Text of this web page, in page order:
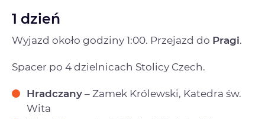
1 dzień
Wyjazd około godziny 1:00. Przejazd do Pragi.
Spacer po 4 dzielnicach Stolicy Czech.
Hradczany – Zamek Królewski, Katedra św.
Wita